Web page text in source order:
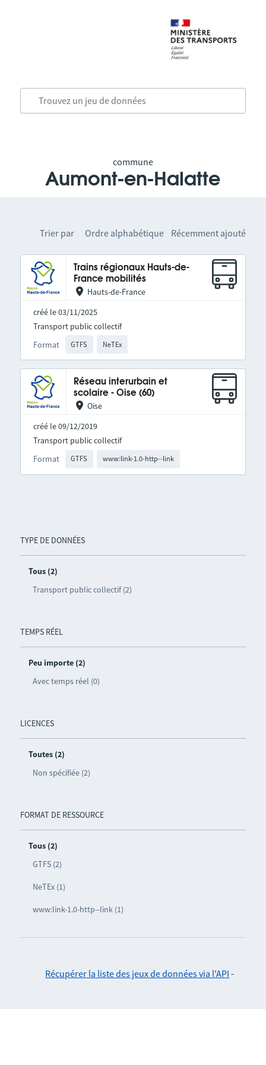
commune
Aumont-en-Halatte
TYPE DE DONNÉES
Tous (2)
Transport public collectif (2)
TEMPS RÉEL
Peu importe (2)
Avec temps réel (0)
LICENCES
Toutes (2)
Non spécifiée (2)
FORMAT DE RESSOURCE
Tous (2)
GTFS (2)
NeTEx (1)
www:link-1.0-http--link (1)
Trier par Ordre alphabétique Récemment ajouté
Trains régionaux Hauts-de-
France mobilités
Hauts-de-France
créé le 03/11/2025
Format GTFS NeTEx
Transport public collectif
Réseau interurbain et
scolaire - Oise (60)
Oise
créé le 09/12/2019
Format GTFS www:link-1.0-http--link
Transport public collectif
Récupérer la liste des jeux de données via l'API -